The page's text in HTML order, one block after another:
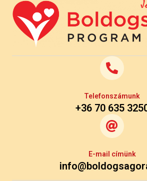
Telefonszámunk
+36 70 635
E-mail címünk